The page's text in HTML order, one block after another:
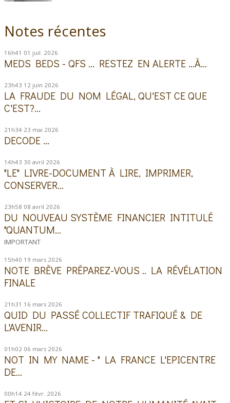
Notes récentes
16h41 01 juil. 2026
MEDS BEDS - QFS ... RESTEZ EN ALERTE ...À...
23h43 12 juin 2026
LA FRAUDE DU NOM LÉGAL, QU'EST CE QUE
C'EST?...
21h34 23 mai 2026
DECODE ...
14h43 30 avril 2026
"LE" LIVRE-DOCUMENT À LIRE, IMPRIMER,
CONSERVER...
23h58 08 avril 2026
DU NOUVEAU SYSTÈME FINANCIER INTITULÉ
"QUANTUM...
IMPORTANT
15h40 19 mars 2026
NOTE BRÈVE PRÉPAREZ-VOUS .. LA RÉVÉLATION
FINALE
21h31 16 mars 2026
QUID DU PASSÉ COLLECTIF TRAFIQUÉ & DE
L'AVENIR...
01h02 06 mars 2026
NOT IN MY NAME - " LA FRANCE L'EPICENTRE
DE...
00h14 24 févr. 2026